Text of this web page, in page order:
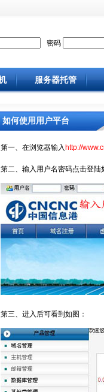
如何使用用户平台
第一、在浏览器输入 http://
第二、输入用户名密码点击登陆
第三、进入后可看到如图：